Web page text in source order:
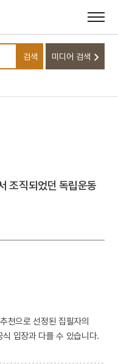
를 입력하세요
검색 미디어 검색
조직되었던 독립운동
천으로 선정된 집필자의
입장과 다를 수 있습니다.